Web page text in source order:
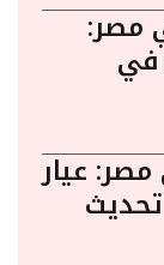
مصر:
في
عيار
في تحديث